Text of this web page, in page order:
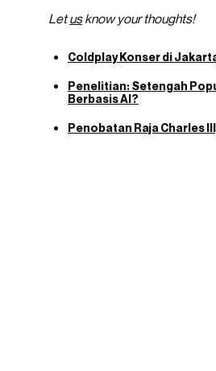
Letusknow your thoughts!
Coldplay Konser di
Penelitian: Setengah
Berbasis AI?
Penobatan Raja Charles